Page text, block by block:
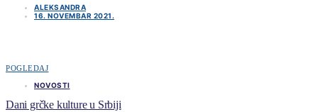
ALEKSANDRA
16. NOVEMBAR 2021.
POGLEDAJ
NOVOSTI
Dani grčke kulture u Srbiji